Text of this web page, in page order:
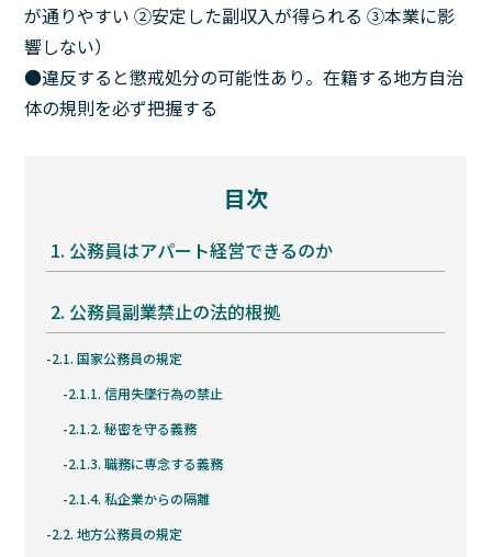
が通りやすい ②安定した副収入が得られる ③本業に影
響しない）
●違反すると懲戒処分の可能性あり。在籍する地方自治
体の規則を必ず把握する
目次
1. 公務員はアパート経営できるのか
2. 公務員副業禁止の法的根拠
2.1. 国家公務員の規定
2.1.1. 信用失墜行為の禁止
2.1.2. 秘密を守る義務
2.1.3. 職務に専念する義務
2.1.4. 私企業からの隔離
2.2. 地方公務員の規定